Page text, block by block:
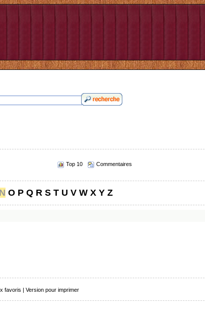
Top 10 Commentaires
N O P Q R S T U V W X Y Z
favoris | Version pour imprimer